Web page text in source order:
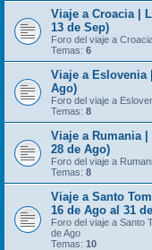
Viaje a Croacia |
13 de Sep)
Foro del viaje a
Temas: 6
Viaje a Eslovenia
Ago)
Foro del viaje a
Temas: 8
Viaje a Rumania
28 de Ago)
Foro del viaje a
Temas: 8
Viaje a Santo
16 de Ago al 31
Foro del viaje a Santo
de Ago
Temas: 10